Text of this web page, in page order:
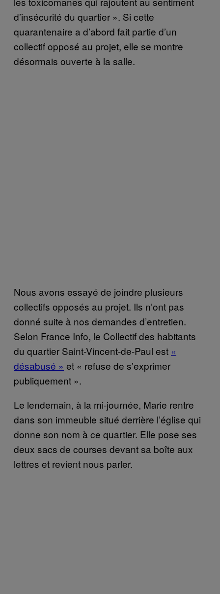
d’insécurité du quartier ». Si cette
quarantenaire a d’abord fait partie d’un
collectif opposé au projet, elle se montre
désormais ouverte à la salle.
Nous avons essayé de joindre plusieurs
collectifs opposés au projet. Ils n’ont pas
donné suite à nos demandes d’entretien.
Selon France Info, le Collectif des habitants
du quartier Saint-Vincent-de-Paul est «
désabusé » et « refuse de s’exprimer
publiquement ».
Le lendemain, à la mi-journée, Marie rentre
dans son immeuble situé derrière l’église qui
donne son nom à ce quartier. Elle pose ses
deux sacs de courses devant sa boîte aux
lettres et revient nous parler.